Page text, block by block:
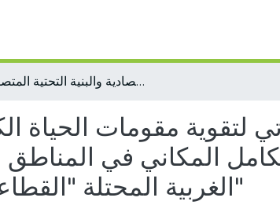
إطار سياساتي لتقوية مقومات الحياة الكريمة, والتماسك المجتمعي, والصمود الاقتصادي, والتكامل المكاني في المناطق المهددة بالضم الاستعماري في الضفة الغربية المحتلة "القطاعات الاقتصادية والبنية التحتية المتصلة"
لتقوية مقومات الحياة
المكاني في
الغربية المحتلة "القطاعات الاقتصادية والبنية التحتية المتصلة"